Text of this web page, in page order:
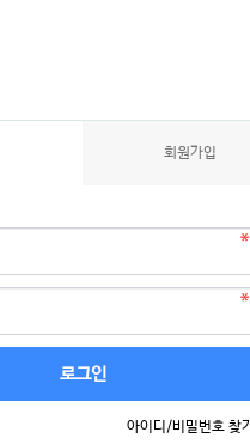
회원가입
로그인
아이디/비밀번호 찾기